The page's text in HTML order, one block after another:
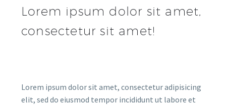
Lorem ipsum dolor sit amet,
consectetur sit amet!
Lorem ipsum dolor sit amet, consectetur adipisicing
elit, sed do eiusmod tempor incididunt ut labore et